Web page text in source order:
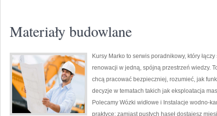
Materiały budowlane
Kursy Marko to serwis poradnikowy, który
renowacji w jedną, spójną przestrzeń wiedzy.
chcą pracować bezpieczniej, rozumieć, jak
decyzje w tematach takich jak eksploatacja
Polecamy Wózki widłowe i Instalacje wodno-
praktyce: zamiast pustych haseł dostajesz